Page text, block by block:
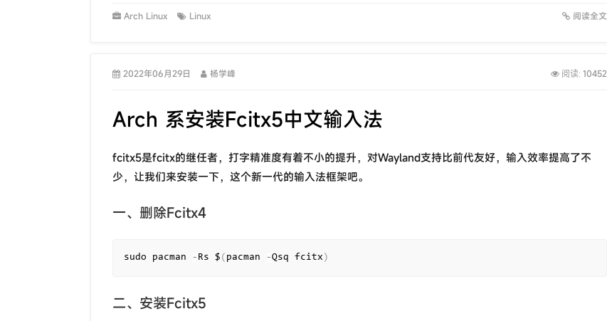
Arch Linux Linux 阅读全文
2022年06月29日 杨学峰 阅读: 10452
Arch 系安装Fcitx5中文输入法
fcitx5是fcitx的继任者，打字精准度有着不小的提升，对Wayland支持比前代友好，输入效率提高了不
少，让我们来安装一下，这个新一代的输入法框架吧。
一、删除Fcitx4
sudo pacman - Rs $ ( pacman -Qsq fcitx )
二、安装Fcitx5